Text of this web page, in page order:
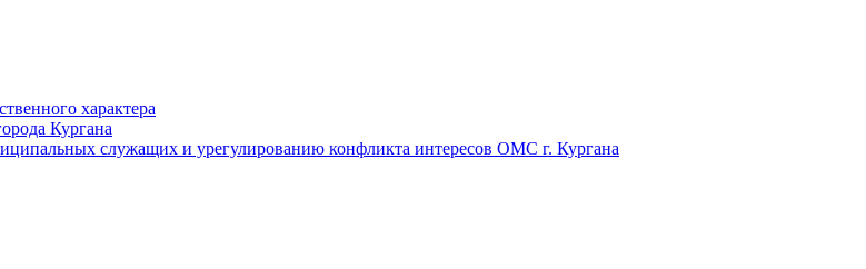
характера
Кургана
служащих и урегулированию конфликта интересов ОМС г. Кургана